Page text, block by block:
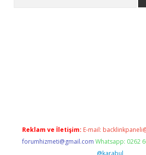
Reklam ve İletişim: E-mail:
forumhizmeti@gmail.com Whatsapp: 0262
@karabul